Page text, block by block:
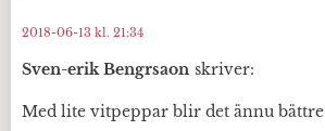
Sven-erik Bengrsaon skriver:
2018-06-13 kl. 21:34
Med lite vitpeppar blir det ännu bättre